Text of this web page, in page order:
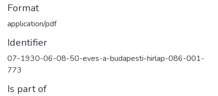
Format
application/pdf
Identifier
07-1930-06-08-50-eves-a-budapesti-hirlap-086-001-
773
Is part of